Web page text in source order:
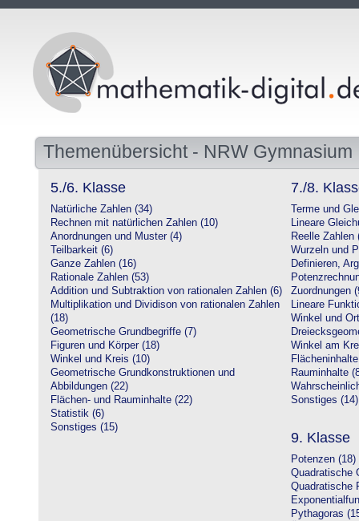
Themenübersicht - NRW Gymnasium
5./6. Klasse
Natürliche Zahlen (34)
Rechnen mit natürlichen Zahlen (10)
Anordnungen und Muster (4)
Teilbarkeit (6)
Ganze Zahlen (16)
Rationale Zahlen (53)
Addition und Subtraktion von rationalen Zahlen (6)
Multiplikation und Dividison von rationalen Zahlen
(18)
Geometrische Grundbegriffe (7)
Figuren und Körper (18)
Winkel und Kreis (10)
Geometrische Grundkonstruktionen und
Abbildungen (22)
Flächen- und Rauminhalte (22)
Statistik (6)
Sonstiges (15)
7./8.
Terme und
Lineare
Reelle Zahlen
Wurzeln und
Definieren,
Zuordnungen
Lineare
Winkel und
Winkel am
Rauminhalte
Sonstiges (14)
9. Klasse
Potenzen (18)
Quadratische
Quadratische
Pythagoras